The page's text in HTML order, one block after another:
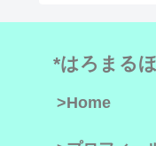
*はろまる
>Home